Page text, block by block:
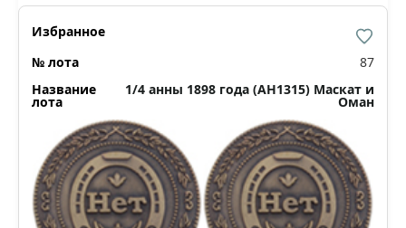
87
1/4 анны 1898 года (AH1315) Маскат и
Оман